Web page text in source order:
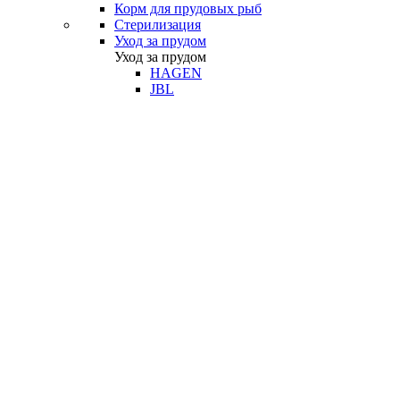
Корм для прудовых рыб
Стерилизация
Уход за прудом
Уход за прудом
HAGEN
JBL